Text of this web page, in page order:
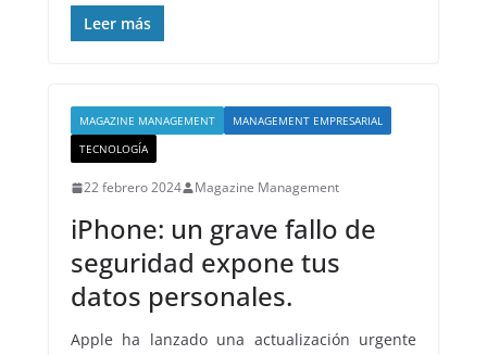
Leer más
MAGAZINE MANAGEMENT
MANAGEMENT EMPRESARIAL
TECNOLOGÍA
22 febrero 2024 Magazine Management
iPhone: un grave fallo de
seguridad expone tus
datos personales.
Apple ha lanzado una actualización urgente